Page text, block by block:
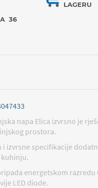
LAGERU
36
napa Elica izvrsno je
prostora.
izvrsne specifikacije
energetskom razredu
LED diode.